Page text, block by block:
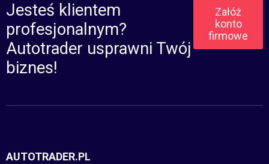
Jesteś klientem
profesjonalnym?
Autotrader usprawni Twój
biznes!
Załóż
konto
firmowe
AUTOTRADER.PL